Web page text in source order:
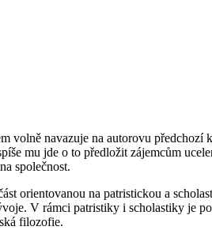
volně navazuje na autorovu předchozí
mu jde o to předložit zájemcům
společnost.
orientovanou na patristickou a
V rámci patristiky i scholastiky je
filozofie.